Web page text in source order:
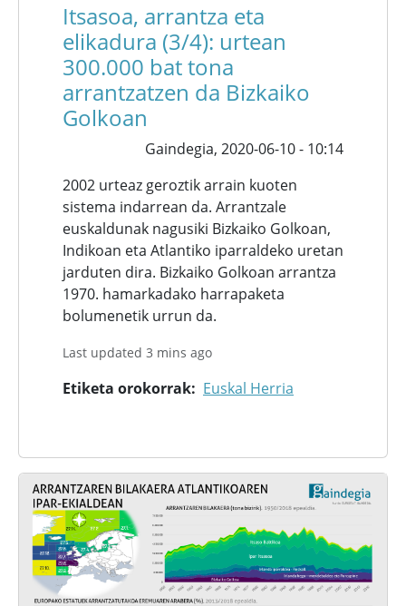
Itsasoa, arrantza eta
elikadura (3/4): urtean
300.000 bat tona
arrantzatzen da Bizkaiko
Golkoan
Gaindegia, 2020-06-10 - 10:14
2002 urteaz geroztik arrain kuoten
sistema indarrean da. Arrantzale
euskaldunak nagusiki Bizkaiko Golkoan,
Indikoan eta Atlantiko iparraldeko uretan
jarduten dira. Bizkaiko Golkoan arrantza
1970. hamarkadako harrapaketa
bolumenetik urrun da.
Last updated 3 mins ago
Etiketa orokorrak Euskal Herria